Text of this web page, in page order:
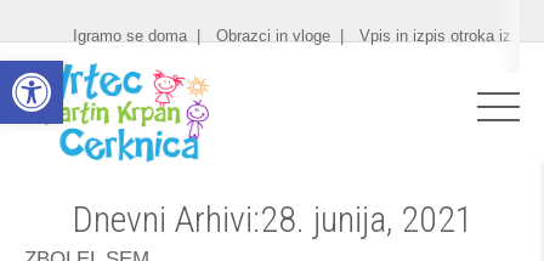
Igramo se doma Obrazci in vloge Vpis in izpis otroka iz
Dnevni Arhivi:28. junija, 2021
Open toolbar